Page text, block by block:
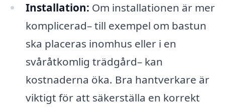
Installation: Om installationen är mer
komplicerad– till exempel om bastun
ska placeras inomhus eller i en
svåråtkomlig trädgård– kan
kostnaderna öka. Bra hantverkare är
viktigt för att säkerställa en korrekt